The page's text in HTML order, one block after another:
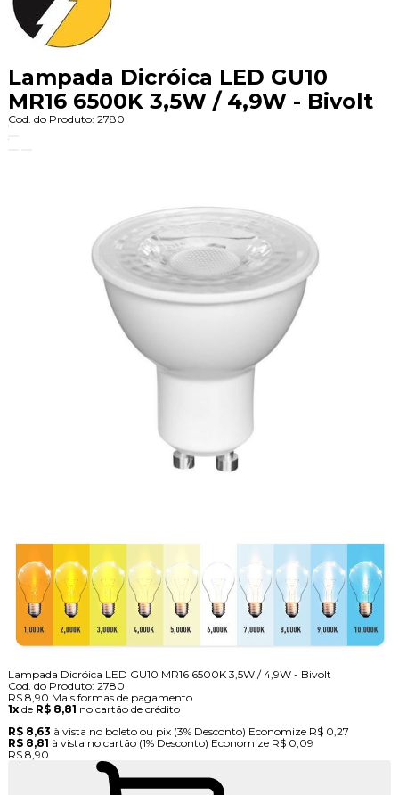
Lampada Dicróica LED GU10
MR16 6500K 3,5W / 4,9W - Bivolt
Cod. do Produto: 2780
Lampada Dicróica LED GU10 MR16 6500K 3,5W / 4,9W - Bivolt
Cod. do Produto: 2780
R$ 8,90 Mais formas de pagamento
1xde R$ 8,81 no cartão de crédito
R$ 8,63 à vista no boleto ou pix (3% Desconto) Economize R$ 0,27
R$ 8,81 à vista no cartão (1% Desconto) Economize R$ 0,09
R$ 8,90